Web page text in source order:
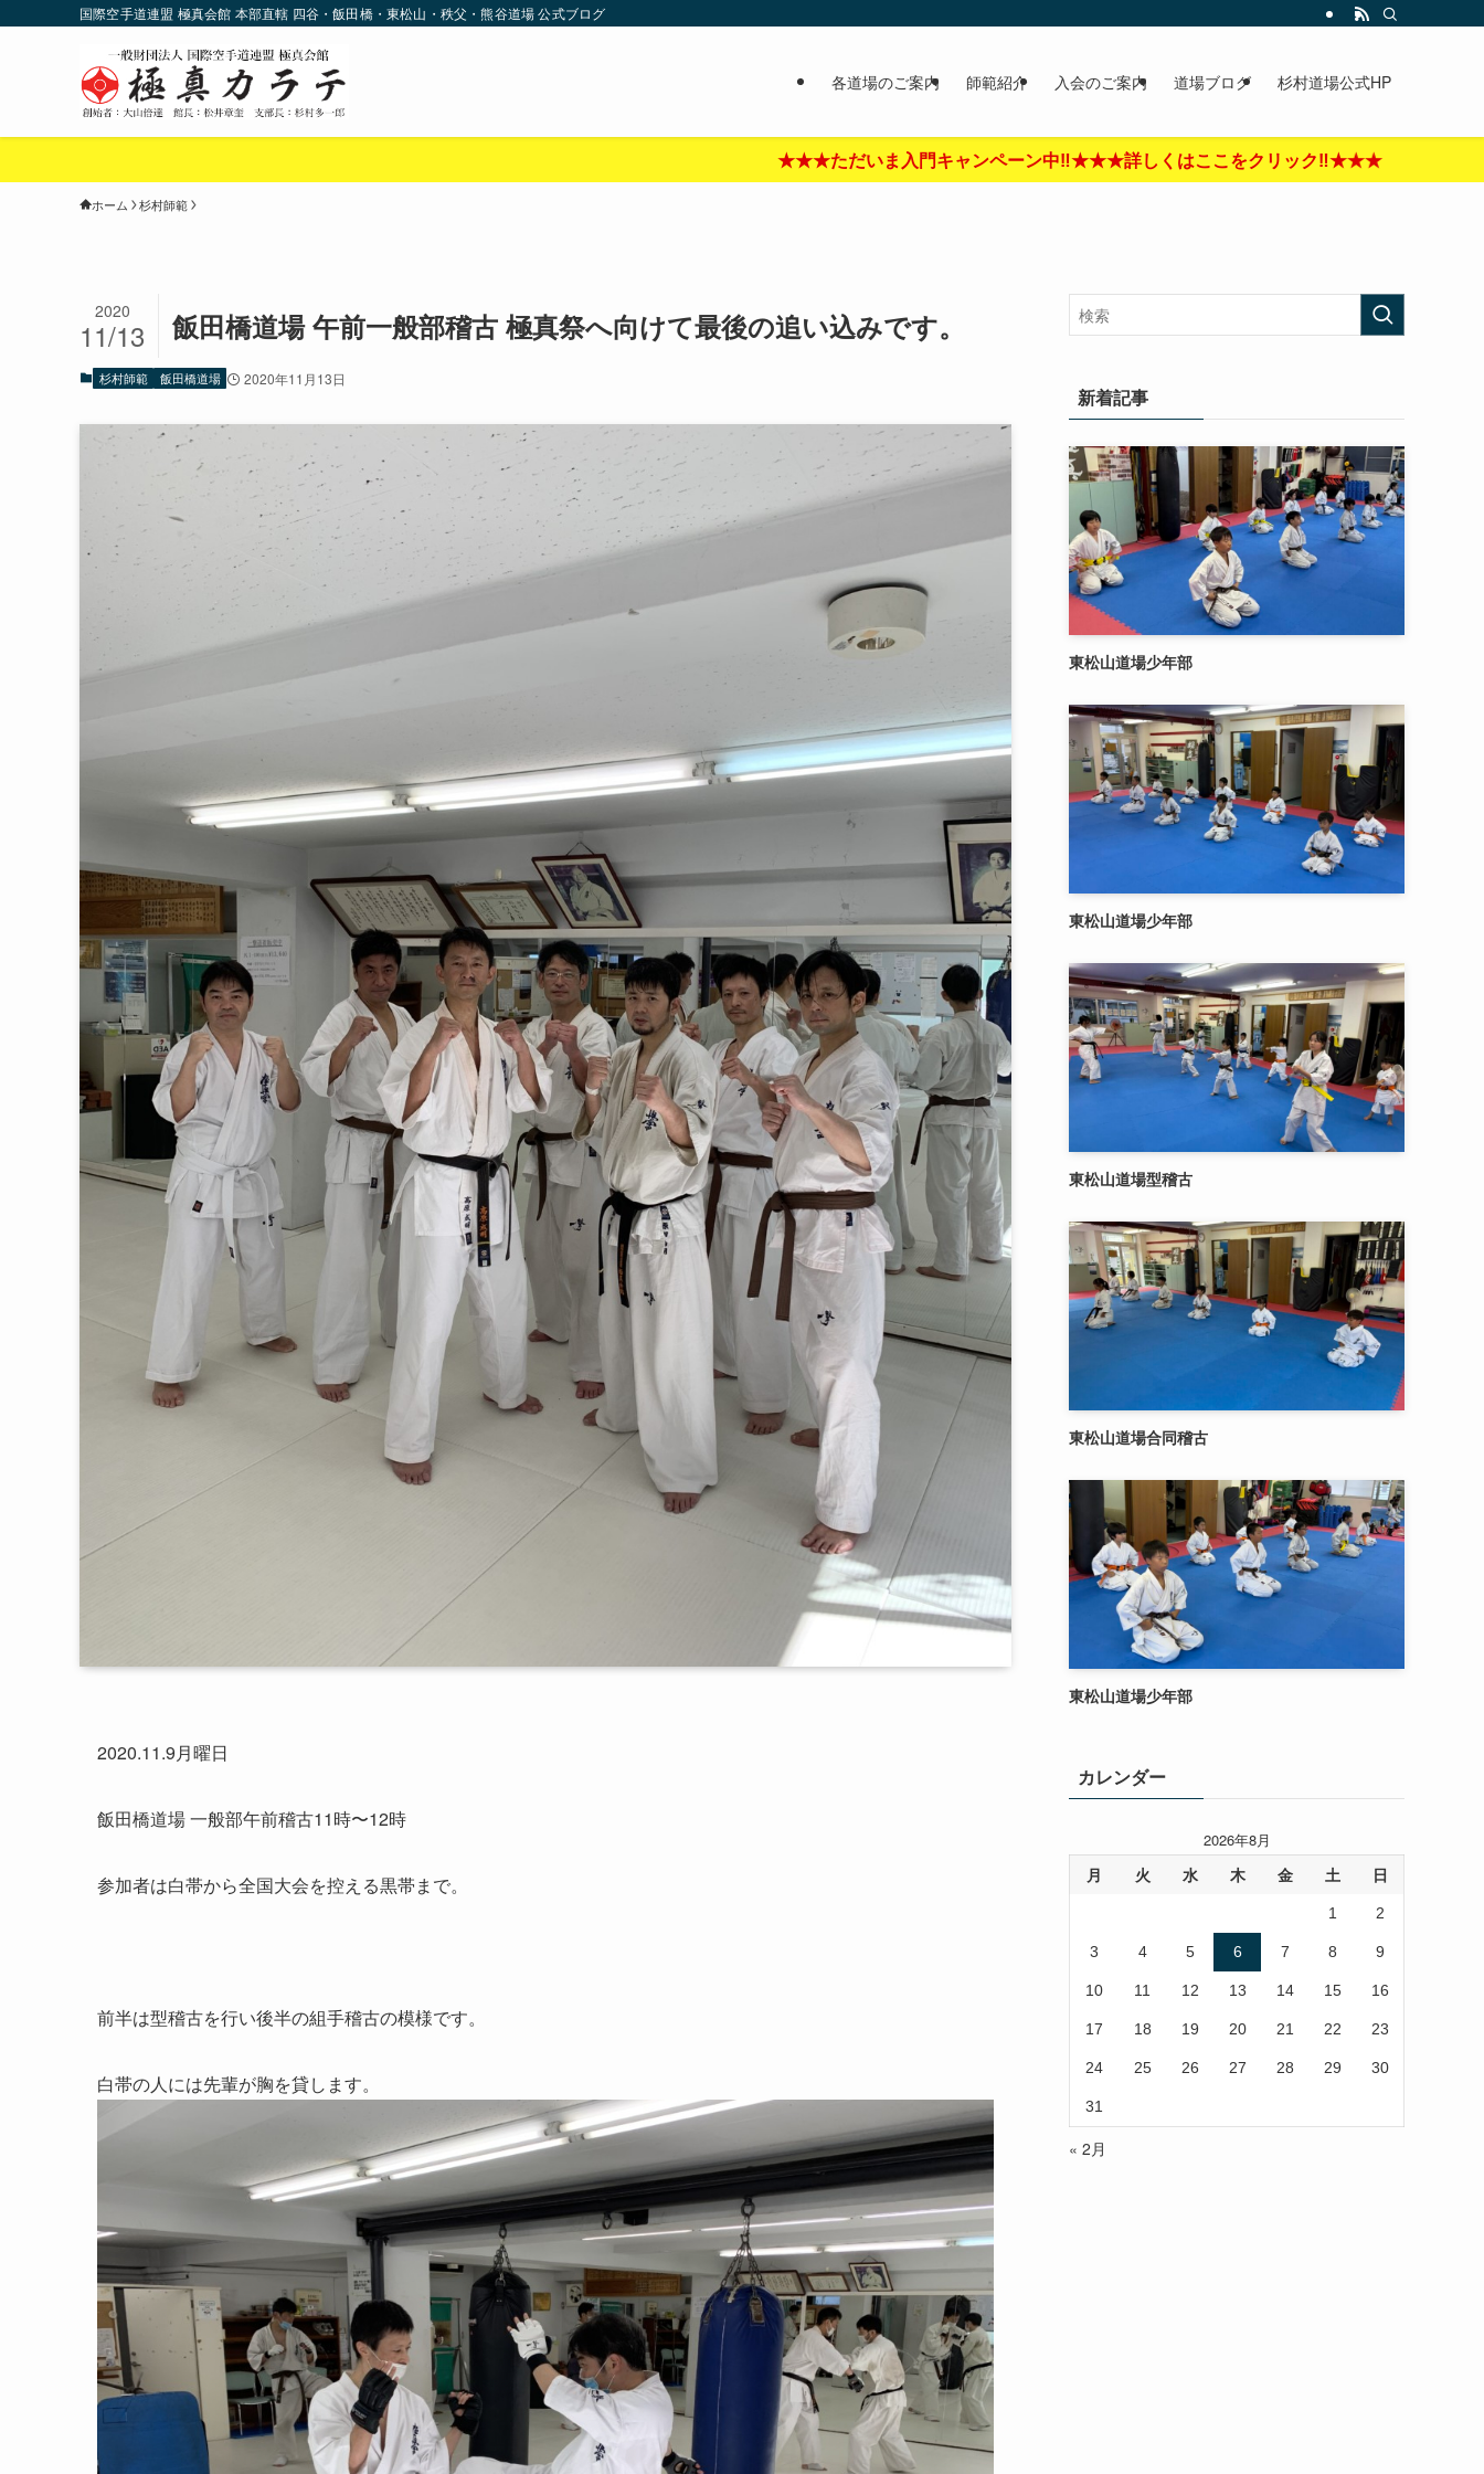
国際空手道連盟 極真会館 本部直轄 四谷・飯田橋・東松山・秩父・熊谷道場 公式ブログ
各道場のご案内 師範紹介 入会のご案内 道場ブログ 杉村道場公式HP
★★★ただいま入門キャンペーン中‼︎★★★詳しくはここをクリック‼︎★★★
ホーム 杉村師範
飯田橋道場 午前一般部稽古 極真祭へ向けて最後の追い込みです。
2020
11/13
杉村師範 飯田橋道場 2020年11月13日
2020.11.9月曜日
飯田橋道場 一般部午前稽古11時〜12時
参加者は白帯から全国大会を控える黒帯まで。
前半は型稽古を行い後半の組手稽古の模様です。
白帯の人には先輩が胸を貸します。
新着記事
東松山道場少年部
東松山道場少年部
東松山道場型稽古
東松山道場合同稽古
東松山道場少年部
カレンダー
2026年8月
月 火 水 木 金 土 日
1 2
3 4 5 6 7 8 9
10 11 12 13 14 15 16
17 18 19 20 21 22 23
24 25 26 27 28 29 30
31
« 2月